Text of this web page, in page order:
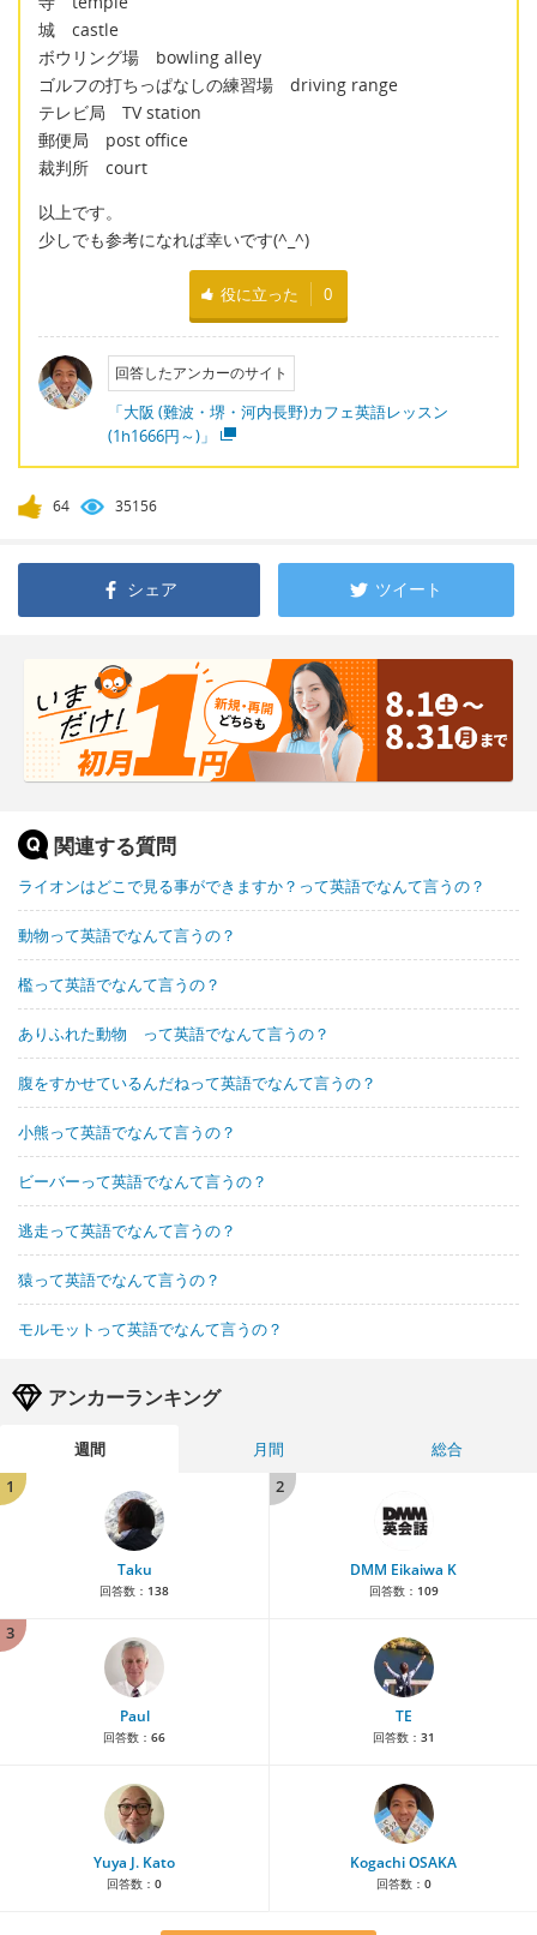
城 castle
ボウリング場 bowling alley
ゴルフの打ちっぱなしの練習場 driving range
テレビ局 TV station
郵便局 post office
裁判所 court
以上です。
少しでも参考になれば幸いです(^_^)
役に立った 0
回答したアンカーのサイト
「大阪 (難波・堺・河内長野)カフェ英語レッスン
(1h1666円～)」
64 35156
シェア ツイート
関連する質問
ライオンはどこで見る事ができますか？って英語でなんて言うの？
動物って英語でなんて言うの？
檻って英語でなんて言うの？
ありふれた動物 って英語でなんて言うの？
腹をすかせているんだねって英語でなんて言うの？
小熊って英語でなんて言うの？
ビーバーって英語でなんて言うの？
逃走って英語でなんて言うの？
猿って英語でなんて言うの？
モルモットって英語でなんて言うの？
アンカーランキング
週間 月間
総合
1
Taku
回答数： 138
2
DMM Eikaiwa K
回答数： 109
3
Paul
回答数： 66
TE
回答数： 31
Yuya J. Kato
回答数： 0
Kogachi OSAKA
回答数： 0